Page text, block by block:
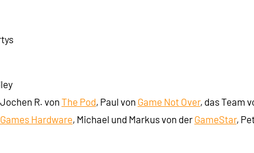
R. vonThe Pod, Paul von Game Not Over, das Team
Hardware, Michael und Markus von der GameStar,